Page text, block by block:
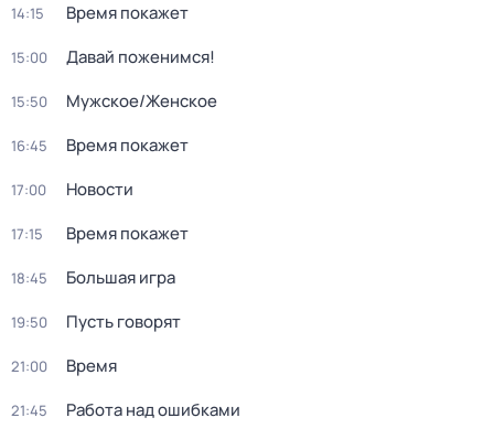
14:15 Время покажет
15:00 Давай поженимся!
15:50 Мужское/Женское
16:45 Время покажет
17:00 Новости
17:15 Время покажет
18:45 Большая игра
19:50 Пусть говорят
21:00 Время
21:45 Работа над ошибками